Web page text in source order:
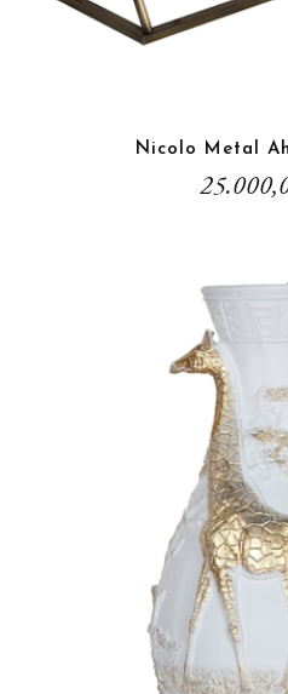
Nicolo Metal